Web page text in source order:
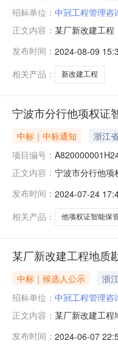
招标单位： 中冠工程管理咨
正文内容： 某厂新改建工
十五局集团有限
发布时间： 2024-08-09
相关产品：
新改建工程
宁波市分行他项权证
中标｜中标通知
浙江
项目编号：
正文内容： 宁波市分行他项
日五、公示内容
发布时间： 2024-07-24
相关产品：
他项权证智能保
某厂新改建工程地质
中标｜候选人公示 浙
招标单位： 中冠工程管理咨
正文内容： 某厂新改建工程
足设计进度要求
发布时间： 2024-06-07